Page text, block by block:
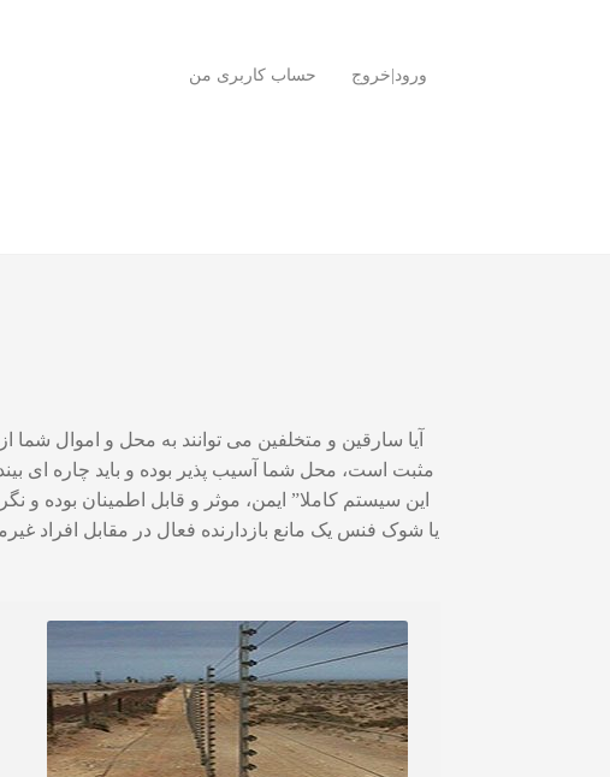
حساب کاربری من ورود|خروج
آیا سارقین و متخلفین می توانند به محل و اموال
مثبت است، محل شما آسیب پذیر بوده و باید چاره ای
این سیستم کاملا” ایمن، موثر و قابل اطمینان
یا شوک فنس یک مانع بازدارنده فعال در مقابل افراد